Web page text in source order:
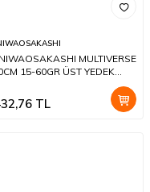
MULTIVERSE
15-60GR ÜST YEDEK
TL